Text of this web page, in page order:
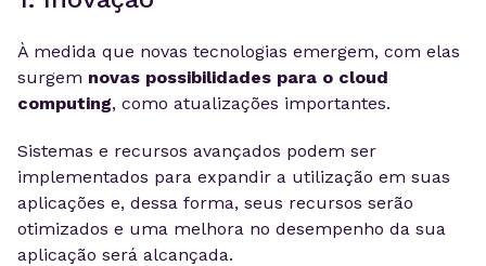
À medida que novas tecnologias emergem, com elas
surgem novas possibilidades para o cloud
computing, como atualizações importantes.
Sistemas e recursos avançados podem ser
implementados para expandir a utilização em suas
aplicações e, dessa forma, seus recursos serão
otimizados e uma melhora no desempenho da sua
aplicação será alcançada.